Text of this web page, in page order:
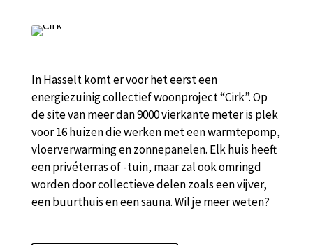
In Hasselt komt er voor het eerst een
energiezuinig collectief woonproject “Cirk”. Op
de site van meer dan 9000 vierkante meter is plek
voor 16 huizen die werken met een warmtepomp,
vloerverwarming en zonnepanelen. Elk huis heeft
een privéterras of -tuin, maar zal ook omringd
worden door collectieve delen zoals een vijver,
een buurthuis en een sauna. Wil je meer weten?